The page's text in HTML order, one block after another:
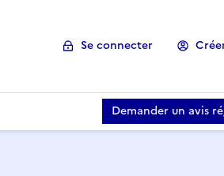
Se connecter
Demander un avis